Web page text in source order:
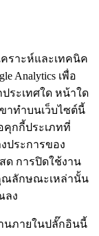
คราะห์และเทคนิค
Analytics เพื่อ
ประเทศใด หน้าใด
าทำบนเว็บไซต์นี้
คุกกี้ประเภทที่
ประการของ
ด การปิดใช้งาน
ณลักษณะเหล่านั้น
ลง
นภายในปลั๊กอินนี้